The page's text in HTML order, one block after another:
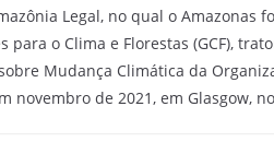
Legal, no qual o Amazonas
para o Clima e Florestas (GCF),
Mudança Climática da
novembro de 2021, em Glasgow,